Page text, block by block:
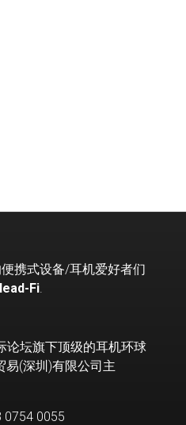
携式设备/耳机爱好者们
Fi.
论坛旗下顶级的耳机环球
易(深圳)有限公司主
0754 0055